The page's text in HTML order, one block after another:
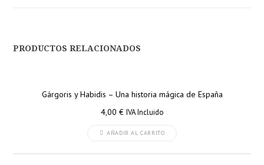
PRODUCTOS RELACIONADOS
Gárgoris y Habidis – Una historia mágica de España
4,00 € IVA Incluido
AÑADIR AL CARRITO